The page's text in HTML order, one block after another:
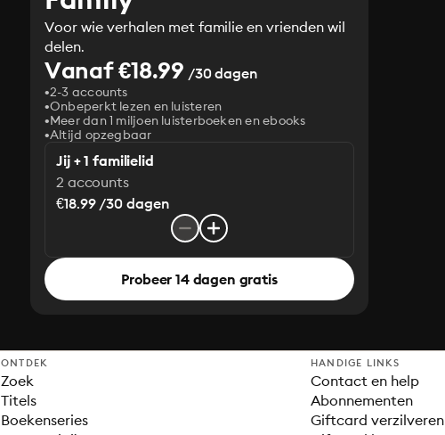
Voor wie verhalen met familie en vrienden wil
delen.
Vanaf €18.99 /30 dagen
2-3 accounts
Onbeperkt lezen en luisteren
Meer dan 1 miljoen luisterboeken en ebooks
Altijd opzegbaar
Jij + 1 familielid
2 accounts
€18.99 /30 dagen
Probeer 14 dagen gratis
ONTDEK
Zoek
Titels
Boekenseries
HANDIGE LINKS
Contact en help
Abonnementen
Giftcard verzilveren